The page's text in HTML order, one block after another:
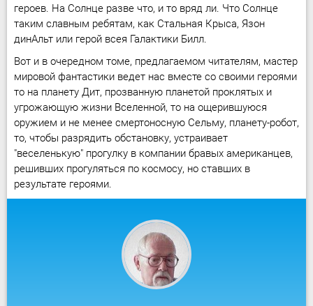
героев. На Солнце разве что, и то вряд ли. Что Солнце
таким славным ребятам, как Стальная Крыса, Язон
динАльт или герой всея Галактики Билл.
Вот и в очередном томе, предлагаемом читателям, мастер
мировой фантастики ведет нас вместе со своими героями
то на планету Дит, прозванную планетой проклятых и
угрожающую жизни Вселенной, то на ощерившуюся
оружием и не менее смертоносную Сельму, планету-робот,
то, чтобы разрядить обстановку, устраивает
"веселенькую" прогулку в компании бравых американцев,
решивших прогуляться по космосу, но ставших в
результате героями.